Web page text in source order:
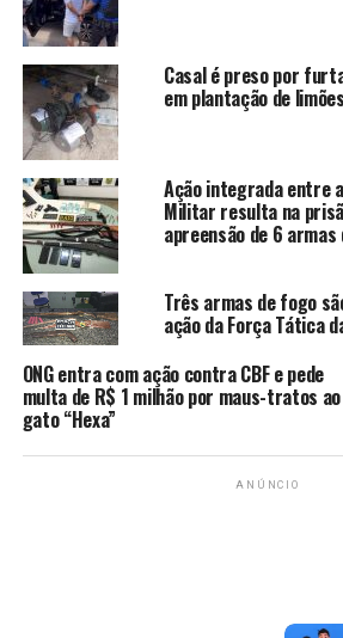
Raimundo Guedes, uma vida voltada a sua
Leandro)
Saúde
Guedes frisou a queda no
últimos anos e segundo ele a saúde é
Casal é preso por
em plantação de
Ação integrada entre
Militar resulta na
apreensão de 6
Três armas de fogo
ação da Força Tática
ONG entra com ação contra CBF e pede
multa de R$ 1 milhão por maus-tratos ao
gato “Hexa”
ANÚNCIO